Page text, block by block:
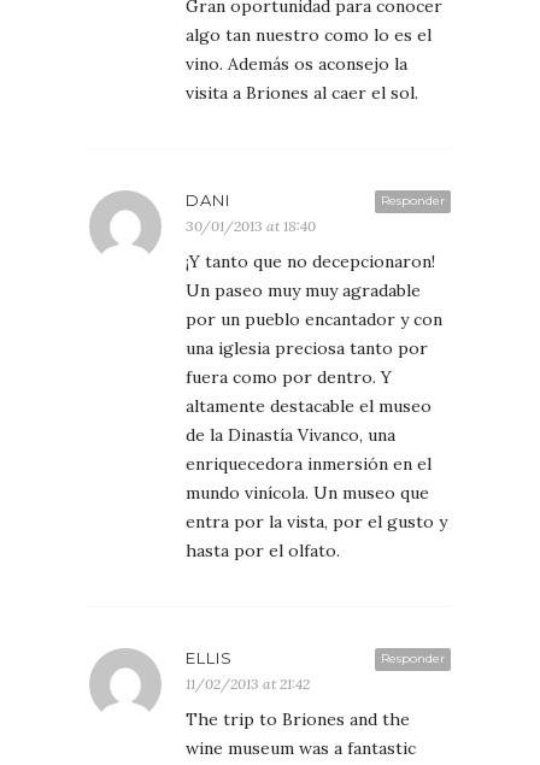
Gran oportunidad para conocer
algo tan nuestro como lo es el
vino. Además os aconsejo la
visita a Briones al caer el sol.
Responder
DANI
30/01/2013 at 18:40
¡Y tanto que no decepcionaron!
Un paseo muy muy agradable
por un pueblo encantador y con
una iglesia preciosa tanto por
fuera como por dentro. Y
altamente destacable el museo
de la Dinastía Vivanco, una
enriquecedora inmersión en el
mundo vinícola. Un museo que
entra por la vista, por el gusto y
hasta por el olfato.
Responder
ELLIS
11/02/2013 at 21:42
The trip to Briones and the
wine museum was a fantastic